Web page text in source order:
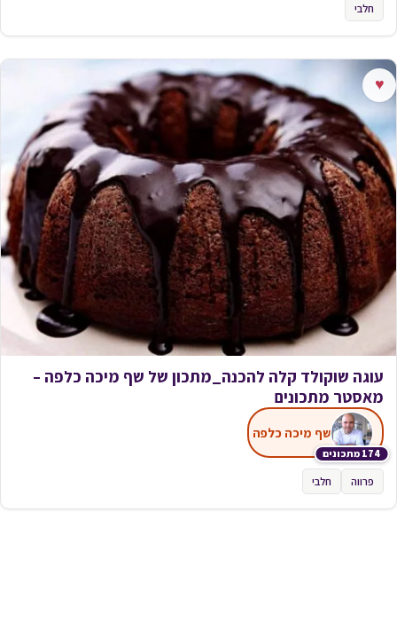
חלבי
♥
עוגה שוקולד קלה להכנה_מתכון של שף מיכה כלפה –
מאסטר מתכונים
174 מתכונים
שף מיכה כלפה
פרווה חלבי